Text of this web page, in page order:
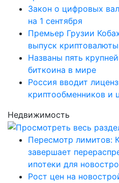
Закон о цифровых
на 1 сентября
Премьер Грузии
выпуск
Названы пять
биткоина в мире
Россия вводит
криптообменников и
Недвижимость
Пересмотр лимитов:
завершает
ипотеки для
Рост цен на